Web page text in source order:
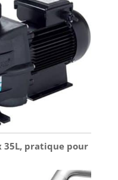
35L, pratique pour